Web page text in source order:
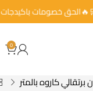
خصومات
0
برتقالي كاروه بالمتر